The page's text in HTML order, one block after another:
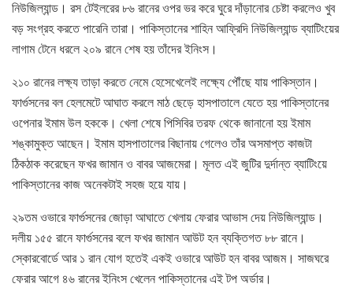
নিউজিল্যান্ড। রস টেইলরের ৮৬ রানের ওপর ভর করে ঘুরে দাঁড়ানোর চেষ্টা করলেও খুব
বড় সংগ্রহ করতে পারেনি তারা। পাকিস্তানের শাহিন আফ্রিদি নিউজিল্যান্ড ব্যাটিংয়ের
লাগাম টেনে ধরলে ২০৯ রানে শেষ হয় তাঁদের ইনিংস।
২১০ রানের লক্ষ্য তাড়া করতে নেমে হেসেখেলেই লক্ষ্যে পৌঁছে যায় পাকিস্তান।
ফার্গুসনের বল হেলমেটে আঘাত করলে মাঠ ছেড়ে হাসপাতালে যেতে হয় পাকিস্তানের
ওপেনার ইমাম উল হককে। খেলা শেষে পিসিবির তরফ থেকে জানানো হয় ইমাম
শঙ্কামুক্ত আছেন। ইমাম হাসপাতালের বিছানায় গেলেও তাঁর অসমাপ্ত কাজটা
ঠিকঠাক করেছেন ফখর জামান ও বাবর আজমেরা। মূলত এই জুটির দুর্দান্ত ব্যাটিংয়ে
পাকিস্তানের কাজ অনেকটাই সহজ হয়ে যায়।
২৯তম ওভারে ফার্গুসনের জোড়া আঘাতে খেলায় ফেরার আভাস দেয় নিউজিল্যান্ড।
দলীয় ১৫৫ রানে ফার্গুসনের বলে ফখর জামান আউট হন ব্যক্তিগত ৮৮ রানে।
স্কোরবোর্ডে আর ১ রান যোগ হতেই একই ওভারে আউট হন বাবর আজম। সাজঘরে
ফেরার আগে ৪৬ রানের ইনিংস খেলেন পাকিস্তানের এই টপ অর্ডার।